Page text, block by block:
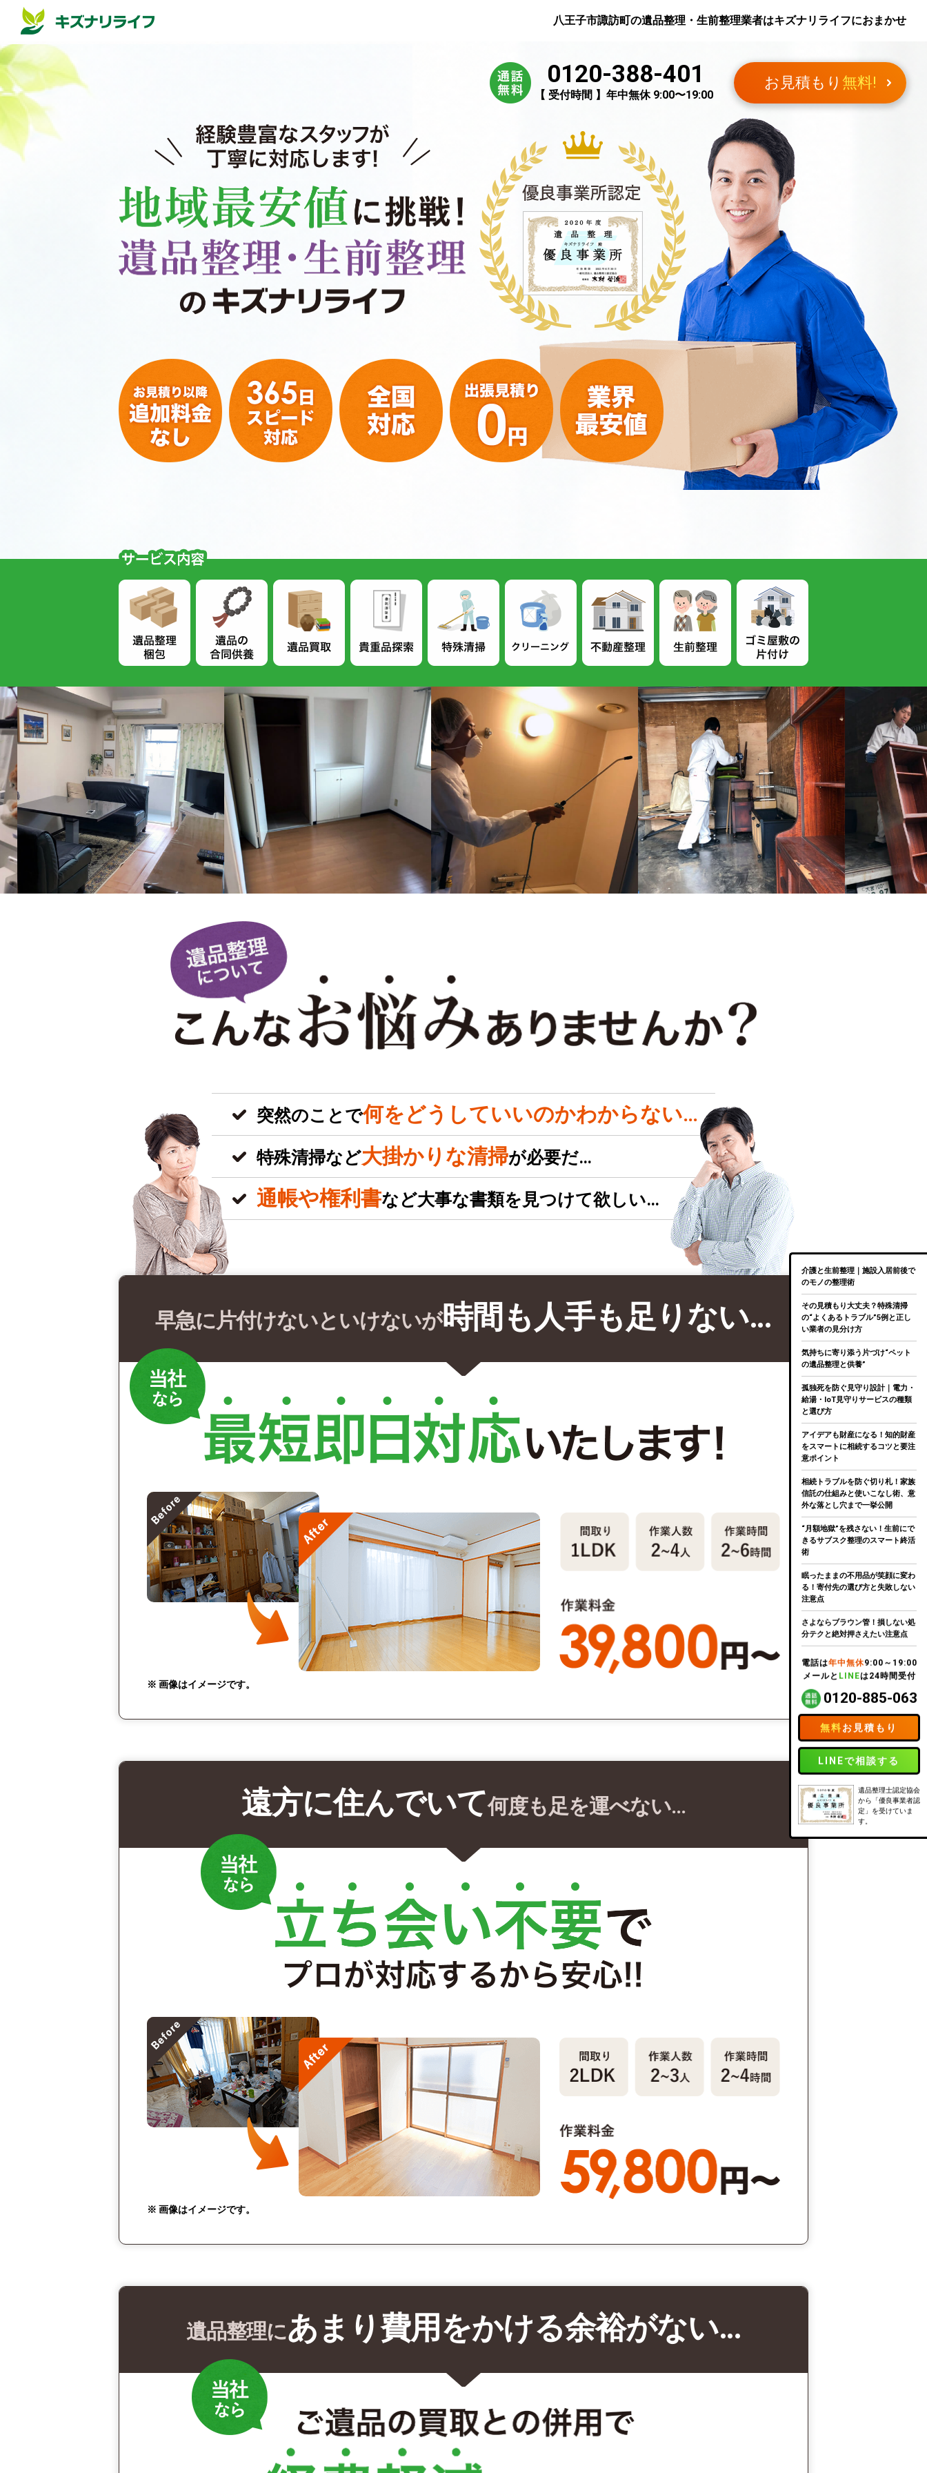
八王子市諏訪町の遺品整理・生前整理業者はキズナリライフにおまかせ
0120-388-401
【 受付時間 】年中無休 9:00〜19:00
お見積もり 無料!
突然のことで何をどうしていいのかわからない…
特殊清掃など大掛かりな清掃が必要だ…
通帳や権利書など大事な書類を見つけて欲しい…
早急に片付けないといけないが時間も人手も足りない…
※ 画像はイメージです。
遠方に住んでいて何度も足を運べない…
※ 画像はイメージです。
遺品整理にあまり費用をかける余裕がない…
介護と生前整理｜施設入居前後で
のモノの整理術
その見積もり大丈夫？特殊清掃
の“よくあるトラブル”5例と正し
い業者の見分け方
気持ちに寄り添う片づけ“ペット
の遺品整理と供養”
孤独死を防ぐ見守り設計｜電力・
給湯・IoT見守りサービスの種類
と選び方
アイデアも財産になる！知的財産
をスマートに相続するコツと要注
意ポイント
相続トラブルを防ぐ切り札！家族
信託の仕組みと使いこなし術、意
外な落とし穴まで一挙公開
“月額地獄”を残さない！生前にで
きるサブスク整理のスマート終活
術
眠ったままの不用品が笑顔に変わ
る！寄付先の選び方と失敗しない
注意点
さよならブラウン管！損しない処
分テクと絶対押さえたい注意点
電話は年中無休9:00～19:00
メールと LINEは24時間受付
0120-885-063
無料お見積もり
LINEで相談する
遺品整理士認定協会
から「優良事業者認
定」を受けていま
す。